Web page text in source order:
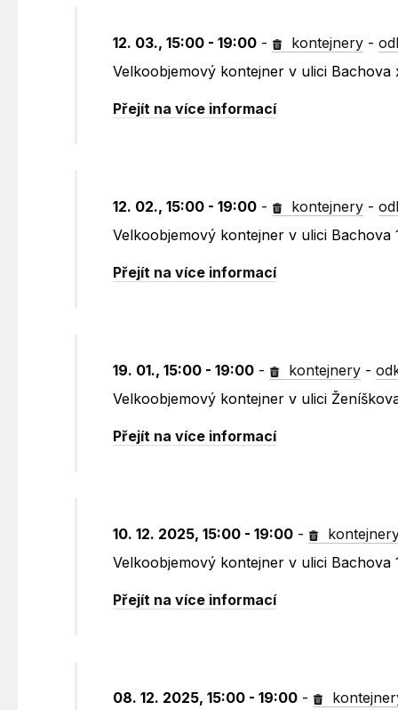
12. 03., 15:00 - 19:00 - kontejnery -
Velkoobjemový kontejner v ulici Bachova
Přejít na více informací
12. 02., 15:00 - 19:00 - kontejnery -
Velkoobjemový kontejner v ulici Bachova
Přejít na více informací
19. 01., 15:00 - 19:00 - kontejnery -
Velkoobjemový kontejner v ulici
Přejít na více informací
10. 12. 2025, 15:00 - 19:00 -
Velkoobjemový kontejner v ulici Bachova
Přejít na více informací
08. 12. 2025, 15:00 - 19:00 -